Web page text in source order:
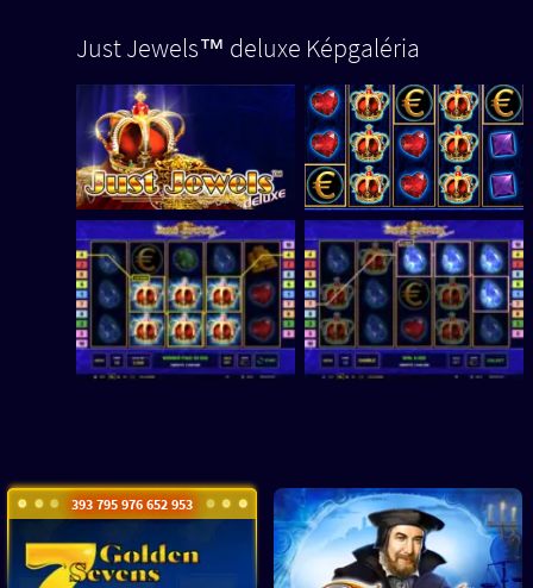
Just Jewels™ deluxe Képgaléria
393 795 980 778 600